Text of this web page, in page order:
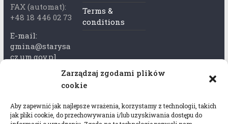
Zarządzaj zgodami plików
cookie
Aby zapewnić jak najlepsze wrażenia, korzystamy z technologii, takich
jak pliki cookie, do przechowywania i/lub uzyskiwania dostępu do
FAX (automat):
+48 18 446 02 73
E-mail:
gmina@starysa
cz.um.gov.pl
Adres skrzynki
rytka
Terms &
conditions